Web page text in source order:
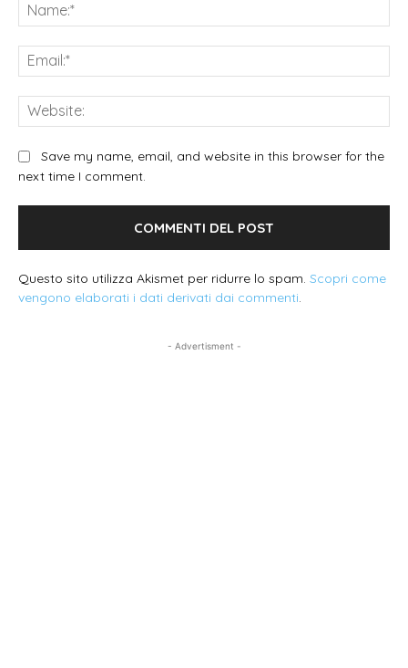
Save my name, email, and website in this browser for the
next time I comment.
Questo sito utilizza Akismet per ridurre lo spam. Scopri come
vengono elaborati i dati derivati dai commenti.
- Advertisment -